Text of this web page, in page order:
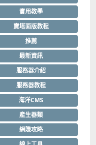
實用教學
寶塔面版教程
推薦
最新資訊
服務器介紹
服務器教程
海洋CMS
產生器類
網賺攻略